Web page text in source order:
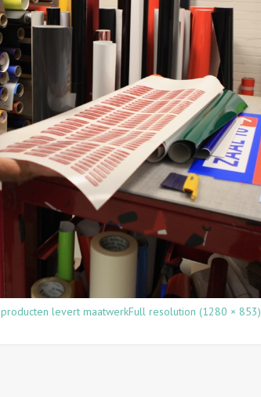
levert maatwerkFull resolution (1280 × 853)